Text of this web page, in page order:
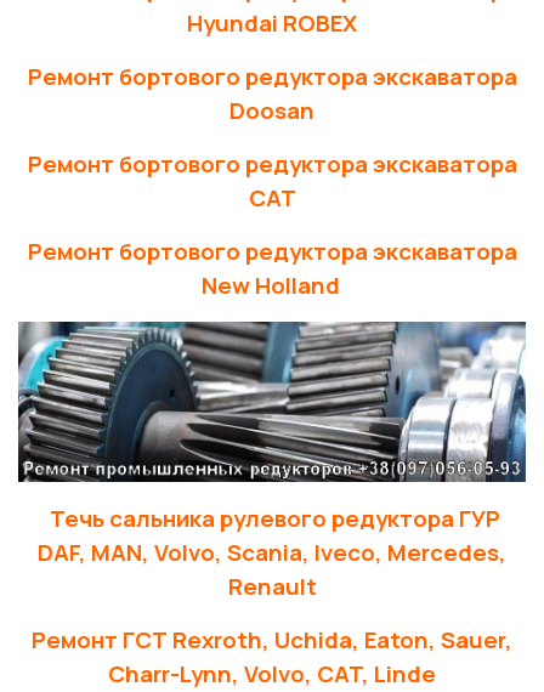
Hyundai ROBEX
Ремонт бортового редуктора экскаватора
Doosan
Ремонт бортового редуктора экскаватора
CAT
Ремонт бортового редуктора экскаватора
New Holland
Течь сальника рулевого редуктора ГУР
DAF, MAN, Volvo, Scania, Iveco, Mercedes,
Renault
Ремонт ГСТ Rexroth, Uchida, Eaton, Sauer,
Charr-Lynn, Volvo, CAT, Linde